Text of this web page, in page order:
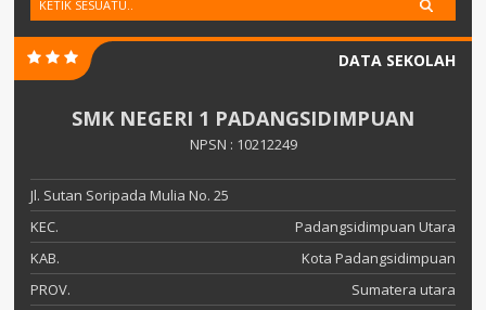
DATA SEKOLAH
SMK NEGERI 1 PADANGSIDIMPUAN
NPSN : 10212249
Jl. Sutan Soripada Mulia No. 25
KEC.
Padangsidimpuan Utara
KAB.
Kota Padangsidimpuan
PROV.
Sumatera utara